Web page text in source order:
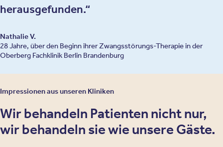
herausgefunden.
Nathalie V.
28 Jahre, über den Beginn ihrer Zwangsstörungs-Therapie in der
Oberberg Fachklinik Berlin Brandenburg
Impressionen aus unseren Kliniken
Wir behandeln Patienten nicht nur,
wir behandeln sie wie unsere Gäste.